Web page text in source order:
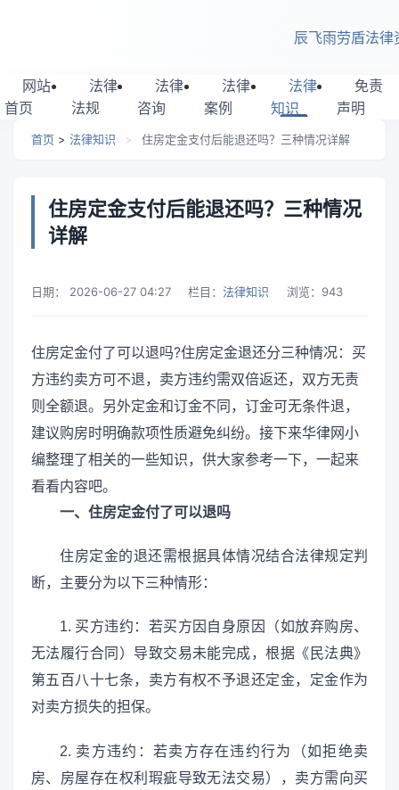
辰飞雨劳盾法律
网站
首页
法律
法规
法律
咨询
法律
案例
法律
知识
免责
声明
首页 > 法律知识 > 住房定金支付后能退还吗？三种情况详解
住房定金支付后能退还吗？三种情况
详解
日期： 2026-06-27 04:27 栏目： 法律知识 浏览： 943
住房定金付了可以退吗?住房定金退还分三种情况：买
方违约卖方可不退，卖方违约需双倍返还，双方无责
则全额退。另外定金和订金不同，订金可无条件退，
建议购房时明确款项性质避免纠纷。接下来华律网小
编整理了相关的一些知识，供大家参考一下，一起来
看看内容吧。
一、住房定金付了可以退吗
住房定金的退还需根据具体情况结合法律规定判
断，主要分为以下三种情形：
1. 买方违约：若买方因自身原因（如放弃购房、
无法履行合同）导致交易未能完成，根据《民法典》
第五百八十七条，卖方有权不予退还定金，定金作为
对卖方损失的担保。
2. 卖方违约：若卖方存在违约行为（如拒绝卖
房、房屋存在权利瑕疵导致无法交易），卖方需向买